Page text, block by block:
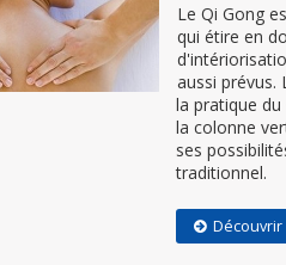
Le Qi Gong
qui étire en
aussi
la pratique
la colonne
ses
traditionnel.
Découvrir